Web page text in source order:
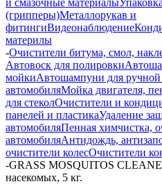
и смазочные материалы
(грипперы)Металлорукав и
фитингиВидеонаблюдение
материлы
-Очистители битума, смол,
Автовоск для полировки
мойкиАвтошампуни для
автомобиляМойка двигателя,
для стеколОчистители и
панелей и пластикаУдаление
автомобиляПенная химчистка,
автомобиляАнтидождь,
очистители колесОчистители
-GRASS MOSQUITOS
насекомых, 5 кг.